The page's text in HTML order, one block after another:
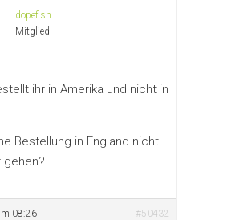
dopefish
Mitglied
ihr in Amerika und nicht in
Bestellung in England nicht
gehen?
08:26 #50432